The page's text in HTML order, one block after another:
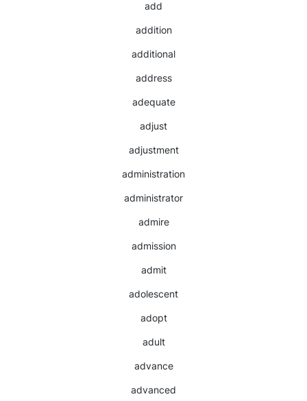
add
addition
additional
address
adequate
adjust
adjustment
administration
administrator
admire
admission
admit
adolescent
adopt
adult
advance
advanced